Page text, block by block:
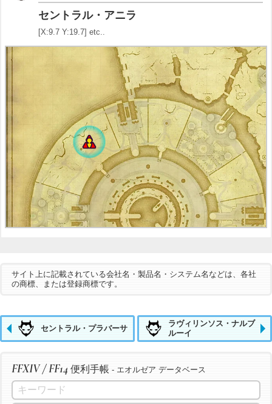
セントラル・アニラ
[X:9.7 Y:19.7] etc..
サイト上に記載されている会社名・製品名・システム名などは、各社
の商標、または登録商標です。
セントラル・プラバーサ
ラヴィリンソス・ナルブ
ルーイ
FFXIV / FF14 便利手帳 - エオルゼア データベース